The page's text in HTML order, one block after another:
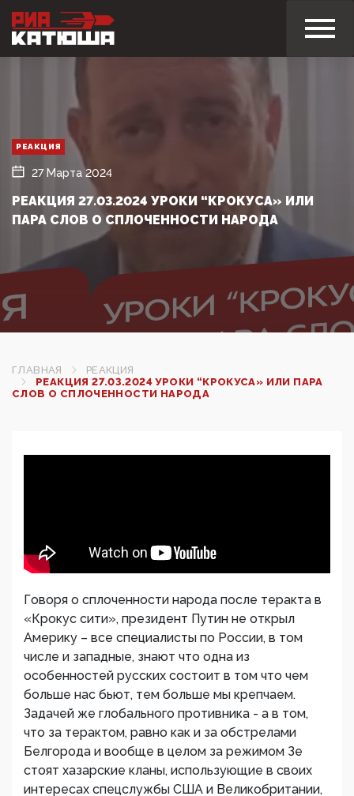
РЕАКЦИЯ
27 Марта 2024
РЕАКЦИЯ 27.03.2024 УРОКИ “КРОКУСА» ИЛИ
ПАРА СЛОВ О СПЛОЧЕННОСТИ НАРОДА
ГЛАВНАЯ
РЕАКЦИЯ
РЕАКЦИЯ 27.03.2024 УРОКИ “КРОКУСА» ИЛИ ПАРА
СЛОВ О СПЛОЧЕННОСТИ НАРОДА
Говоря о сплоченности народа после теракта в
«Крокус сити», президент Путин не открыл
Америку – все специалисты по России, в том
числе и западные, знают что одна из
особенностей русских состоит в том что чем
больше нас бьют, тем больше мы крепчаем.
Задачей же глобального противника - а в том,
что за терактом, равно как и за обстрелами
Белгорода и вообще в целом за режимом Зе
стоят хазарские кланы, использующие в своих
интересах спецслужбы США и Великобритании,